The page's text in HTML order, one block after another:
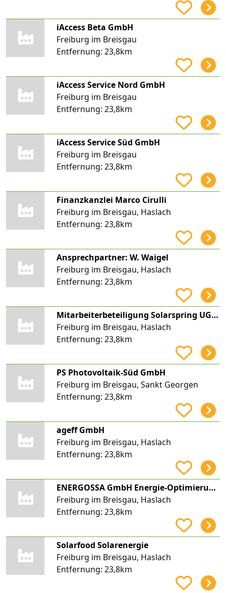
iAccess Beta GmbH
Freiburg im Breisgau
Entfernung: 23,8km
iAccess Service Nord GmbH
Freiburg im Breisgau
Entfernung: 23,8km
iAccess Service Süd GmbH
Freiburg im Breisgau
Entfernung: 23,8km
Finanzkanzlei Marco Cirulli
Freiburg im Breisgau, Haslach
Entfernung: 23,8km
Ansprechpartner: W. Waigel
Freiburg im Breisgau, Haslach
Entfernung: 23,8km
Mitarbeiterbeteiligung Solarspring UG (haftungsbeschränkt)
Freiburg im Breisgau, Haslach
Entfernung: 23,8km
PS Photovoltaik-Süd GmbH
Freiburg im Breisgau, Sankt Georgen
Entfernung: 23,8km
ageff GmbH
Freiburg im Breisgau, Haslach
Entfernung: 23,8km
ENERGOSSA GmbH Energie-Optimierungs- und Solar-Systeme + Anlagenbau
Freiburg im Breisgau, Haslach
Entfernung: 23,8km
Solarfood Solarenergie
Freiburg im Breisgau, Haslach
Entfernung: 23,8km